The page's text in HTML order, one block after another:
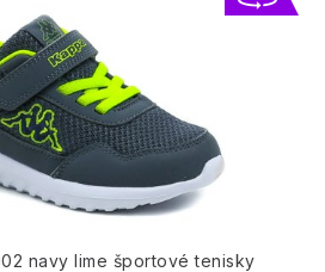
navy lime športové tenisky